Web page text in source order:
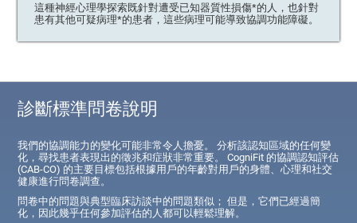
這種神經心理學探索既針對遭受已知器質性損傷*的人，也針對
患有其他可疑病理*的患者，這些病理可能導致協調功能障礙。
診斷標準問卷說明
我們的協調能力的變化可能非常令人擔憂。 分析該認知區域的任何變
化，尋找患者表現出的徵兆和症狀非常重要。 CogniFit 的協調認知評估
(CAB-CO) 的主要目標包括根據用戶的年齡對用戶的身體、心理和社交
健康進行問卷調查。
問卷中的問題與典型臨床訪談中的問題類似； 但是，它們已經過簡
化，因此幾乎任何參加評估的人都可以輕鬆理解。